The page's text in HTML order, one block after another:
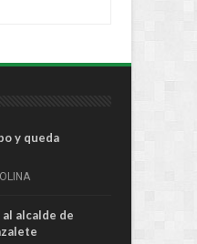
y queda
alcalde de